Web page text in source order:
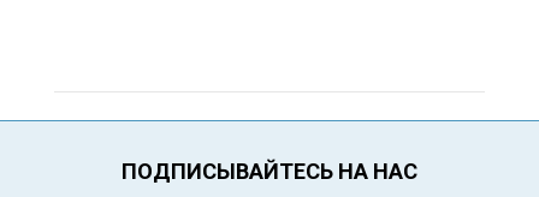
ПОДПИСЫВАЙТЕСЬ НА НАС